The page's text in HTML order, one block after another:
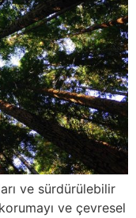
ve sürdürülebilir
ve çevresel